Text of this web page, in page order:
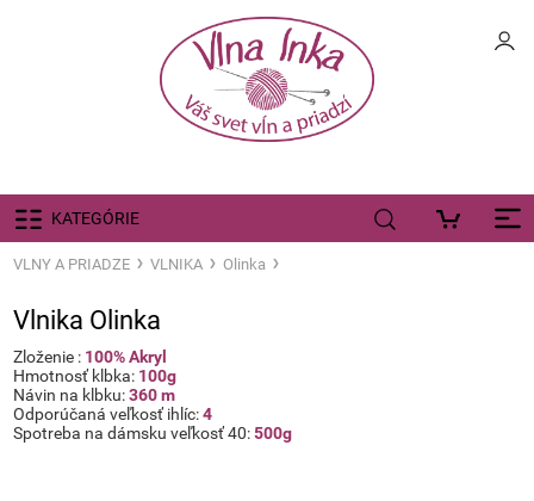
KATEGÓRIE
VLNY A PRIADZE VLNIKA Olinka
Vlnika Olinka
Zloženie : 100% Akryl
Hmotnosť klbka: 100g
Návin na klbku:360 m
Odporúčaná veľkosť ihlíc:4
Spotreba na dámsku veľkosť 40:500g